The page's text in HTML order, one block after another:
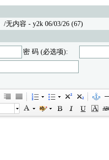
/无内容 - y2k 06/03/26 (67)
密 码 (必选项):